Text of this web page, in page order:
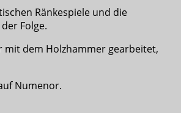
Ränkespiele und die
Folge.
mit dem Holzhammer gearbeitet,
Numenor.